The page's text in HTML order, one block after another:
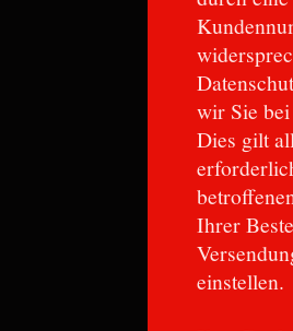
wir Sie
Dies gilt
Ihrer
einstellen.